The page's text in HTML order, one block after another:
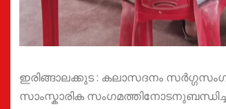
ഇരിങ്ങാലക്കുട : കലാസദനം
സാംസ്കാരിക